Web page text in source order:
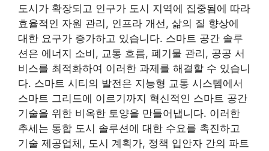
도시가 확장되고 인구가 도시 지역에 집중됨에 따라
효율적인 자원 관리, 인프라 개선, 삶의 질 향상에
대한 요구가 증가하고 있습니다. 스마트 공간 솔루
션은 에너지 소비, 교통 흐름, 폐기물 관리, 공공 서
비스를 최적화하여 이러한 과제를 해결할 수 있습니
다. 스마트 시티의 발전은 지능형 교통 시스템에서
스마트 그리드에 이르기까지 혁신적인 스마트 공간
기술을 위한 비옥한 토양을 만들어냅니다. 이러한
추세는 통합 도시 솔루션에 대한 수요를 촉진하고
기술 제공업체, 도시 계획가, 정책 입안자 간의 파트